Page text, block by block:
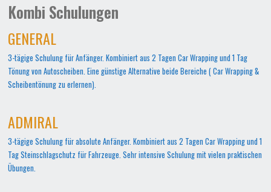
Kombi Schulungen
GENERAL
3-tägige Schulung für Anfänger. Kombiniert aus 2 Tagen Car Wrapping und 1 Tag
Tönung von Autoscheiben. Eine günstige Alternative beide Bereiche ( Car Wrapping &
Scheibentönung zu erlernen).
ADMIRAL
3-tägige Schulung für absolute Anfänger. Kombiniert aus 2 Tagen Car Wrapping und 1
Tag Steinschlagschutz für Fahrzeuge. Sehr intensive Schulung mit vielen praktischen
Übungen.